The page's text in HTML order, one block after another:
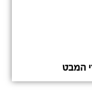
המבט